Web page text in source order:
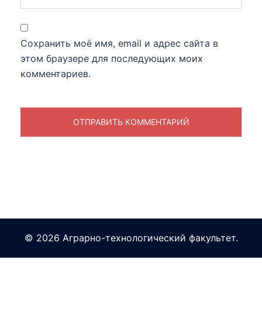
Сохранить моё имя, email и адрес сайта в
этом браузере для последующих моих
комментариев.
© 2026 Аграрно-технологический факультет.